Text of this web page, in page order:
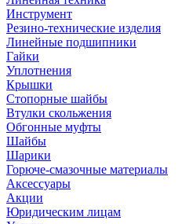
Инструмент
Резино-технические изделия
Линейные подшипники
Гайки
Уплотнения
Крышки
Стопорные шайбы
Втулки скольжения
Обгонные муфты
Шайбы
Шарики
Горюче-смазочные материалы
Аксессуары
Акции
Юридическим лицам